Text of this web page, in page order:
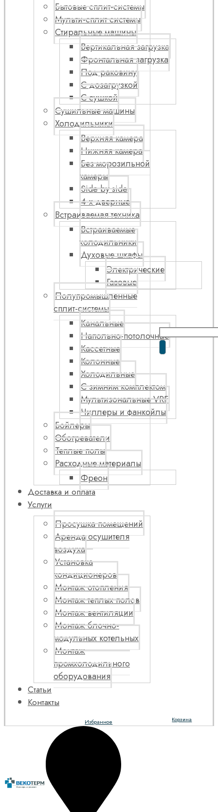
Бытовые сплит-системы
Мульти-сплит системы
Стиральные машины
Вертикальная загрузка
Фронтальная загрузка
Под раковину
С дозагрузкой
С сушкой
Сушильные машины
Холодильники
Верхняя камера
Нижняя камера
Без морозильной
камеры
Side by side
4-х дверные
Встраиваемая техника
Встраиваемые
холодильники
Духовые шкафы
Электрические
Газовые
Полупромышленные
сплит-системы
Канальные
Напольно-потолочные
Кассетные
Колонные
Холодильные
С зимним комплектом
Мультизональные VRF
Чиллеры и фанкойлы
Бойлеры
Обогреватели
Теплые полы
Расходные материалы
Фреон
Доставка и оплата
Услуги
Просушка помещений
Аренда осушителя
воздуха
Установка
кондиционеров
Монтаж отопления
Монтаж теплых полов
Монтаж вентиляции
Монтаж блочно-
модульных котельных
Монтаж
промхолодильного
оборудования
Статьи
Контакты
Корзина
Избранное